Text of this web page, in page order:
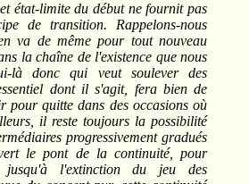
état-limite du début ne fournit pas
de transition. Rappelons-nous
va de même pour tout nouveau
la chaîne de l'existence que nous
là donc qui veut soulever des
dont il s'agit, fera bien de
pour quitte dans des occasions où
il reste toujours la possibilité
progressivement gradués
le pont de la continuité, pour
l'extinction du jeu des